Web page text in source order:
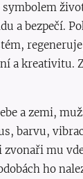
a bezpečí.
a kreativitu.
a zemi,
barvu,
zvonaři mu
ho